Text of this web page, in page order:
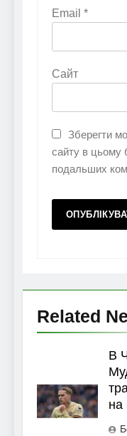
Email *
Сайт
Зберегти
сайту в цьому
подальших
Related
В
на